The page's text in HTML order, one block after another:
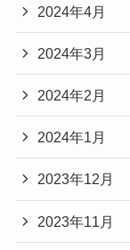
2024年4月
2024年3月
2024年2月
2024年1月
2023年12月
2023年11月